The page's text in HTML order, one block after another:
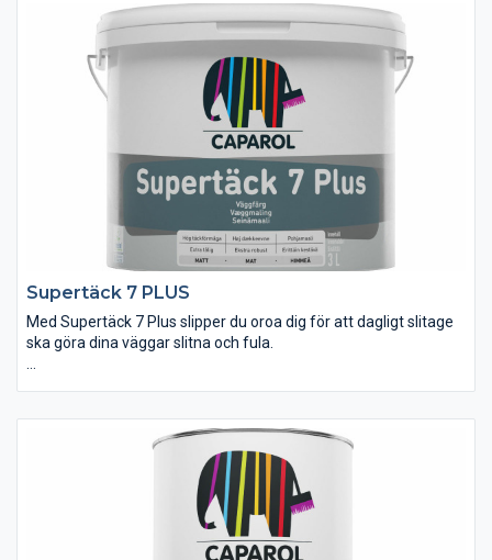
är ett snabbt, hållbart och enkelt sätt att ändra upplevelsen av
ett rum. En matt väggfärg ger ett mjukare, sobert intryck. Trots
den matta ytan är färgen lätt att hålla ren och tål att torkas av.
SuperTäck 5 har hög kvalitet med hög täckkraft, behagliga
målningsegenskaper och minimalt med stänk. Supertäck
väggfärg finns i brytsystem i 1000-tals kulörer.
Supertäck 7 PLUS
Med Supertäck 7 Plus slipper du oroa dig för att dagligt slitage
ska göra dina väggar slitna och fula.
och om igen torkas av från stänk och os i köket. Den tål till och
med att användas som skoltavelfärg i barnrummet.